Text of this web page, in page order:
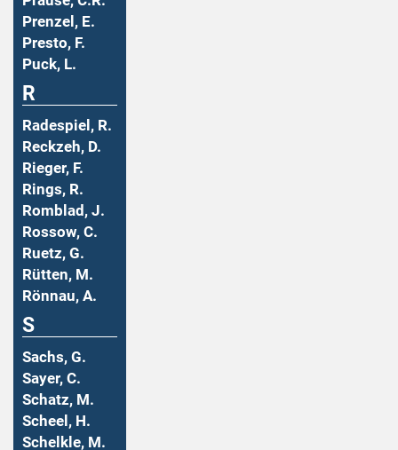
Prenzel, E.
Presto, F.
Puck, L.
R
Radespiel, R.
Reckzeh, D.
Rieger, F.
Rings, R.
Romblad, J.
Rossow, C.
Ruetz, G.
Rütten, M.
Rönnau, A.
S
Sachs, G.
Sayer, C.
Schatz, M.
Scheel, H.
Schelkle, M.